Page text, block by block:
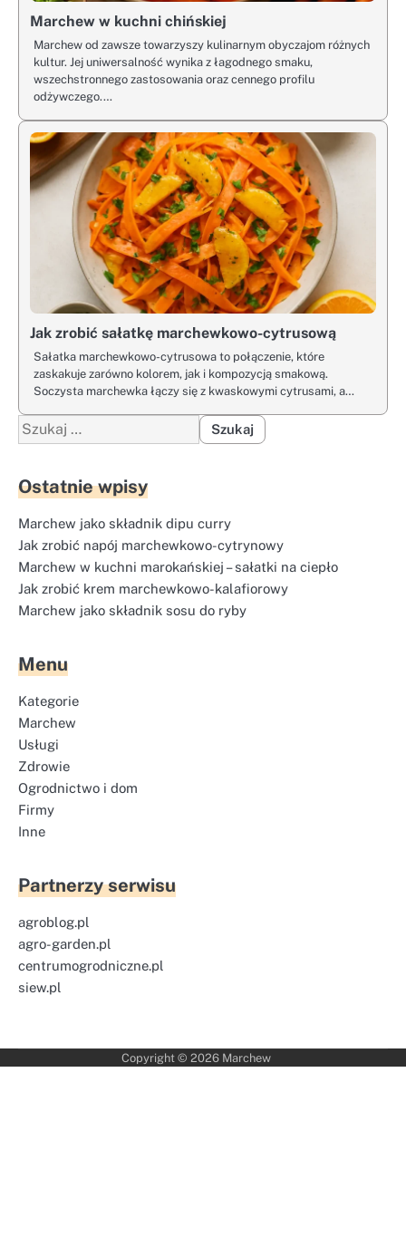
Marchew w kuchni chińskiej
Marchew od zawsze towarzyszy kulinarnym obyczajom różnych
kultur. Jej uniwersalność wynika z łagodnego smaku,
wszechstronnego zastosowania oraz cennego profilu
odżywczego.…
Jak zrobić sałatkę marchewkowo-cytrusową
Sałatka marchewkowo-cytrusowa to połączenie, które
zaskakuje zarówno kolorem, jak i kompozycją smakową.
Soczysta marchewka łączy się z kwaskowymi cytrusami, a…
Szukaj:
Ostatnie wpisy
Marchew jako składnik dipu curry
Jak zrobić napój marchewkowo-cytrynowy
Marchew w kuchni marokańskiej – sałatki na ciepło
Jak zrobić krem marchewkowo-kalafiorowy
Marchew jako składnik sosu do ryby
Menu
Kategorie
Marchew
Usługi
Zdrowie
Ogrodnictwo i dom
Firmy
Inne
Partnerzy serwisu
agroblog.pl
agro-garden.pl
centrumogrodniczne.pl
siew.pl
Copyright © 2026 Marchew